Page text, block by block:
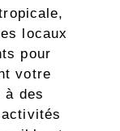
locaux
pour
votre
à des